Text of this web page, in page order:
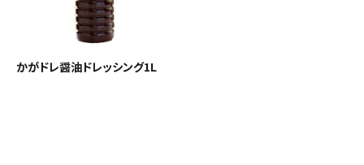
かがドレ醤油ドレッシング1L